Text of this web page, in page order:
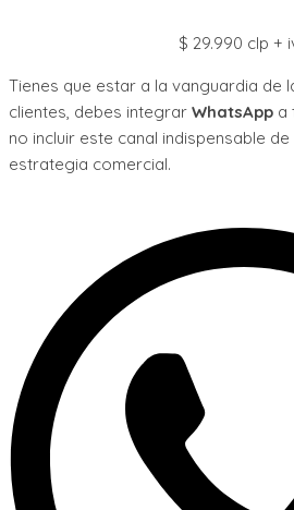
$ 29.990 clp +
Tienes que estar a la vanguardia de
clientes, debes integrar WhatsApp a
no incluir este canal indispensable
estrategia comercial.